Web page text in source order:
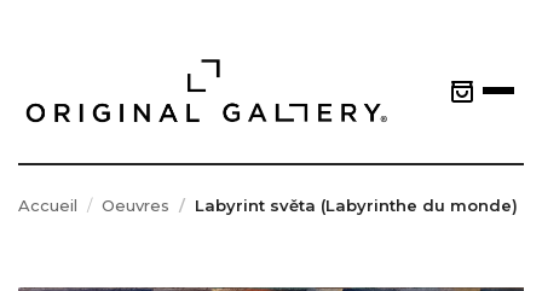
Accueil Oeuvres Labyrint světa (Labyrinthe du monde)